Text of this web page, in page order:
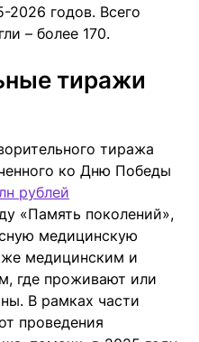
2026 годов. Всего
– более 170.
тиражи
тиража
ко Дню Победы
рублей
«Память поколений»,
медицинскую
медицинским и
где проживают или
В рамках части
проведения